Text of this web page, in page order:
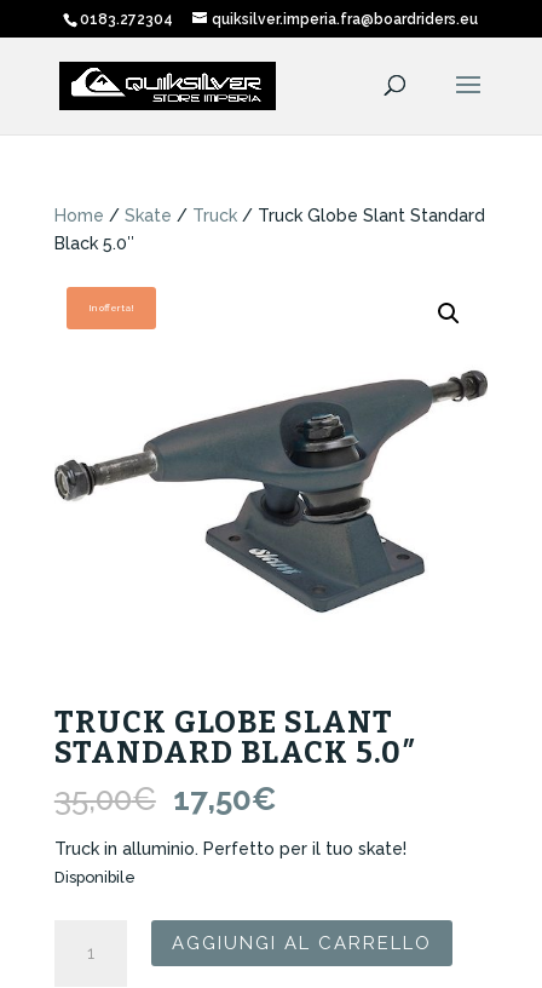
0183.272304 quiksilver.imperia.fra@boardriders.eu
Home / Skate / Truck/ Truck Globe Slant Standard
Black 5.0″
In offerta!
TRUCK GLOBE SLANT
STANDARD BLACK 5.0″
35,00€ Il
prezzo
originale
17,50€
attuale
Truck in alluminio. Perfetto per il tuo skate!
Disponibile
Globe
AGGIUNGI AL CARRELLO